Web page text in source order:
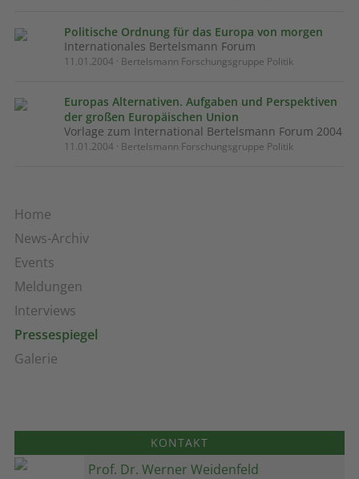
Home
News-Archiv
Events
Meldungen
Interviews
Pressespiegel
Galerie
Politische Ordnung für das Europa von morgen
Internationales Bertelsmann Forum
11.01.2004 · Bertelsmann Forschungsgruppe Politik
Europas Alternativen. Aufgaben und Perspektiven
der großen Europäischen Union
Vorlage zum International Bertelsmann Forum 2004
11.01.2004 · Bertelsmann Forschungsgruppe Politik
KONTAKT
Prof. Dr. Werner Weidenfeld